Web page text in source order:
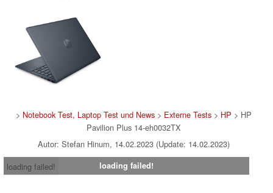
> Notebook Test, Laptop Test und News> Externe Tests> HP > HP
Pavilion Plus 14-eh0032TX
Autor: Stefan Hinum, 14.02.2023 (Update: 14.02.2023)
loading failed!
loading failed!